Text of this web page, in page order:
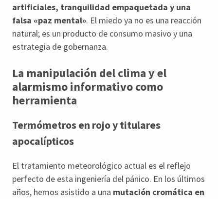
artificiales, tranquilidad empaquetada y una
falsa «paz mental». El miedo ya no es una reacción
natural; es un producto de consumo masivo y una
estrategia de gobernanza.
La manipulación del clima y el
alarmismo informativo como
herramienta
Termómetros en rojo y titulares
apocalípticos
El tratamiento meteorológico actual es el reflejo
perfecto de esta ingeniería del pánico. En los últimos
años, hemos asistido a una mutación cromática en